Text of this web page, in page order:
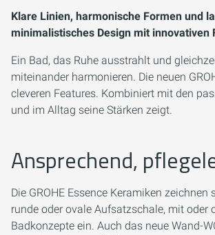
Klare Linien, harmonische Formen und
minimalistisches Design mit innovativen
Ein Bad, das Ruhe ausstrahlt und
miteinander harmonieren. Die neuen
cleveren Features. Kombiniert mit den
und im Alltag seine Stärken zeigt.
Ansprechend,
Die GROHE Essence Keramiken
runde oder ovale Aufsatzschale, mit
Badkonzepte ein. Auch das neue Wand-